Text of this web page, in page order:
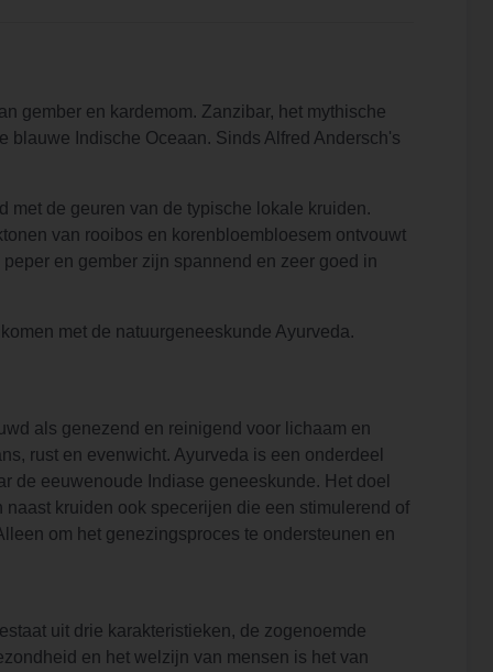
gember en kardemom. Zanzibar, het mythische
blauwe Indische Oceaan. Sinds Alfred Andersch's
met de geuren van de typische lokale kruiden.
van rooibos en korenbloembloesem ontvouwt
en gember zijn spannend en zeer goed in
met de natuurgeneeskunde Ayurveda.
als genezend en reinigend voor lichaam en
rust en evenwicht. Ayurveda is een onderdeel
de eeuwenoude Indiase geneeskunde. Het doel
kruiden ook specerijen die een stimulerend of
om het genezingsproces te ondersteunen en
uit drie karakteristieken, de zogenoemde
en het welzijn van mensen is het van